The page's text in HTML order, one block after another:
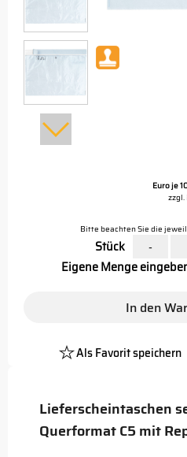
Lieferscheintaschen
Querformat C5 mit
Euro je
zzgl.
Bitte beachten Sie die
Stück -
Eigene Menge
In den
Als Favorit speichern